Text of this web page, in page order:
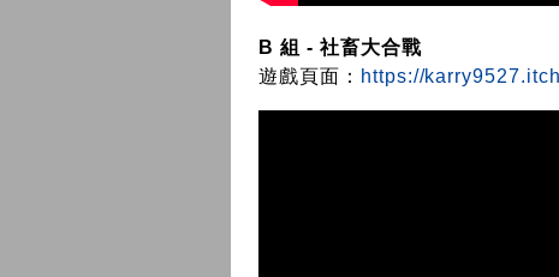
B 組 - 社畜大合戰
遊戲頁面： https://